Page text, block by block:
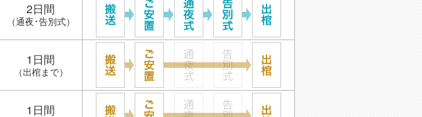
2日間
（通夜･告別式）
1日間
（出棺まで）
1日間